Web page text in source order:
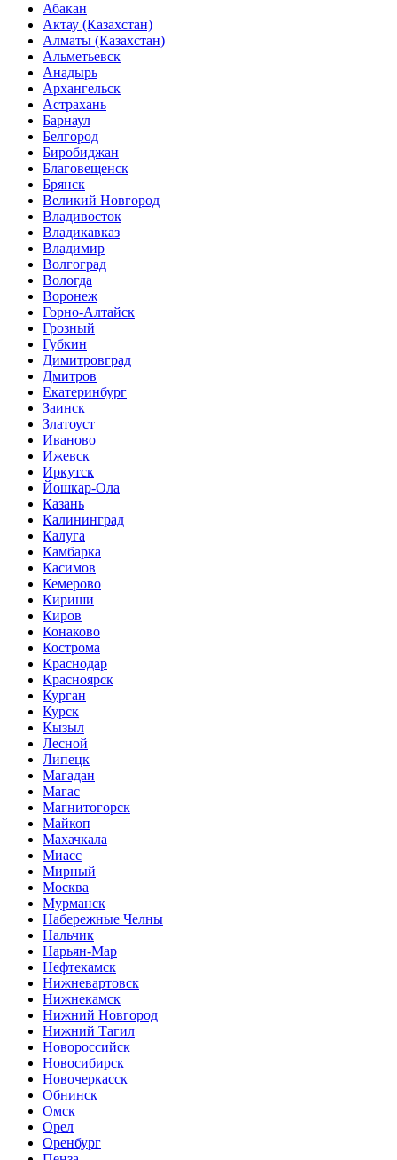
Абакан
Актау (Казахстан)
Алматы (Казахстан)
Альметьевск
Анадырь
Архангельск
Астрахань
Барнаул
Белгород
Биробиджан
Благовещенск
Брянск
Великий Новгород
Владивосток
Владикавказ
Владимир
Волгоград
Вологда
Воронеж
Горно-Алтайск
Грозный
Губкин
Димитровград
Дмитров
Екатеринбург
Заинск
Златоуст
Иваново
Ижевск
Иркутск
Йошкар-Ола
Казань
Калининград
Калуга
Камбарка
Касимов
Кемерово
Кириши
Киров
Конаково
Кострома
Краснодар
Красноярск
Курган
Курск
Кызыл
Лесной
Липецк
Магадан
Магас
Магнитогорск
Майкоп
Махачкала
Миасс
Мирный
Москва
Мурманск
Набережные Челны
Нальчик
Нарьян-Мар
Нефтекамск
Нижневартовск
Нижнекамск
Нижний Новгород
Нижний Тагил
Новороссийск
Новосибирск
Новочеркасск
Обнинск
Омск
Орел
Оренбург